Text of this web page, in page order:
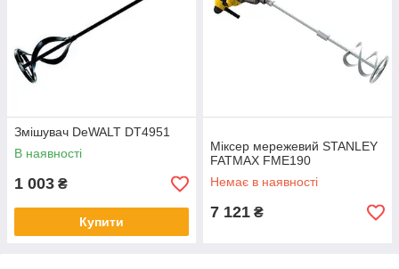
Змішувач DeWALT DT4951
В наявності
1 003 ₴
Купити
Міксер мережевий STANLEY
FATMAX FME190
Немає в наявності
7 121 ₴